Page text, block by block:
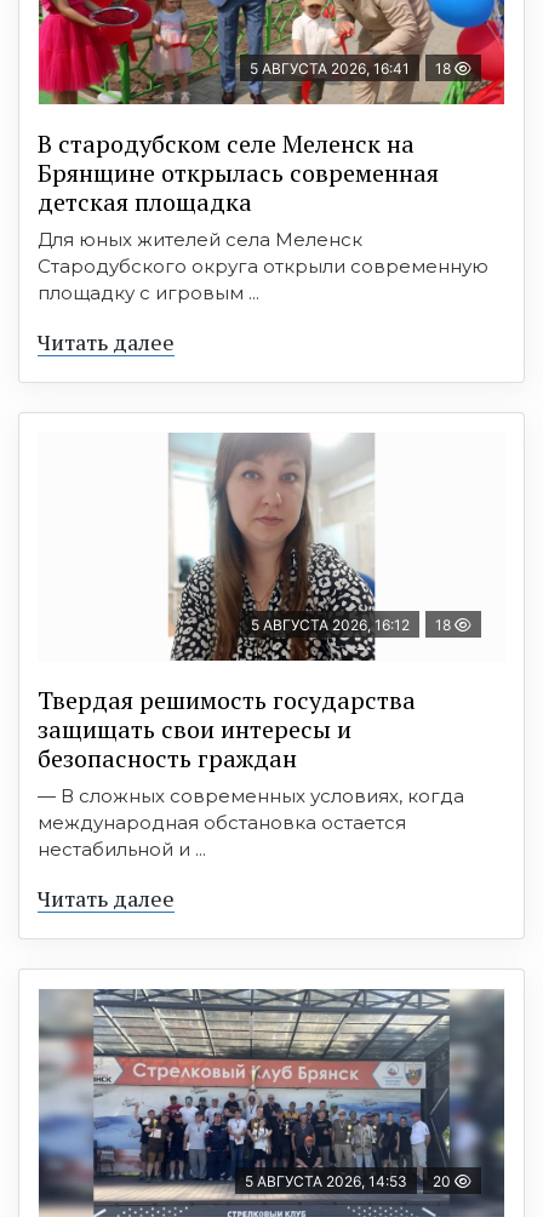
5 АВГУСТА 2026, 16:41 18
В стародубском селе Меленск на
Брянщине открылась современная
детская площадка
Для юных жителей села Меленск
Стародубского округа открыли современную
площадку с игровым ...
Читать далее
5 АВГУСТА 2026, 16:12 18
Твердая решимость государства
защищать свои интересы и
безопасность граждан
— В сложных современных условиях, когда
международная обстановка остается
нестабильной и ...
Читать далее
5 АВГУСТА 2026, 14:53 20